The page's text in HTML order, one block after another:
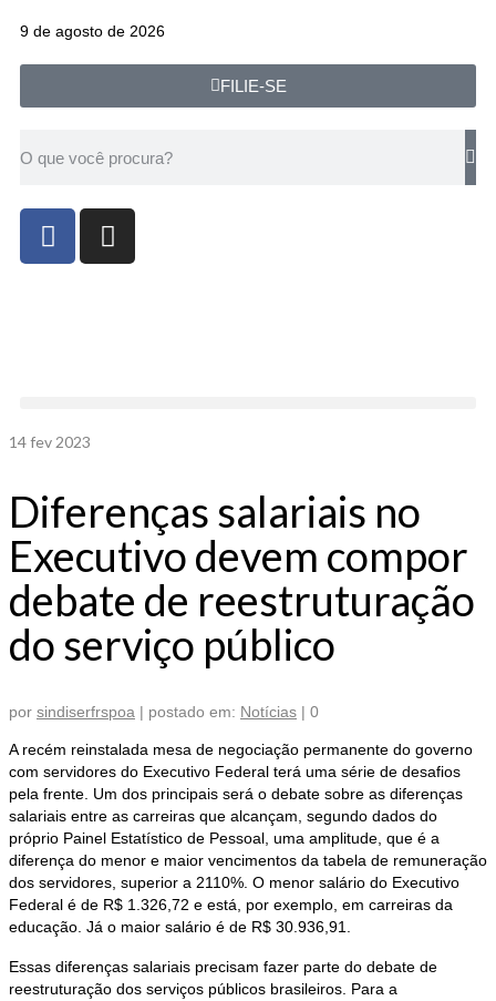
9 de agosto de 2026
FILIE-SE
14fev 2023
Diferenças salariais no
Executivo devem compor
debate de reestruturação
do serviço público
por sindiserfrspoa | postado em: Notícias | 0
A recém reinstalada mesa de negociação permanente do governo
com servidores do Executivo Federal terá uma série de desafios
pela frente. Um dos principais será o debate sobre as diferenças
salariais entre as carreiras que alcançam, segundo dados do
próprio Painel Estatístico de Pessoal, uma amplitude, que é a
diferença do menor e maior vencimentos da tabela de remuneração
dos servidores, superior a 2110%. O menor salário do Executivo
Federal é de R$ 1.326,72 e está, por exemplo, em carreiras da
educação. Já o maior salário é de R$ 30.936,91.
Essas diferenças salariais precisam fazer parte do debate de
reestruturação dos serviços públicos brasileiros. Para a